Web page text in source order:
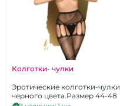
Колготки- чулки
Эротические колготки-чулки
черного цвета.Размер 44-48